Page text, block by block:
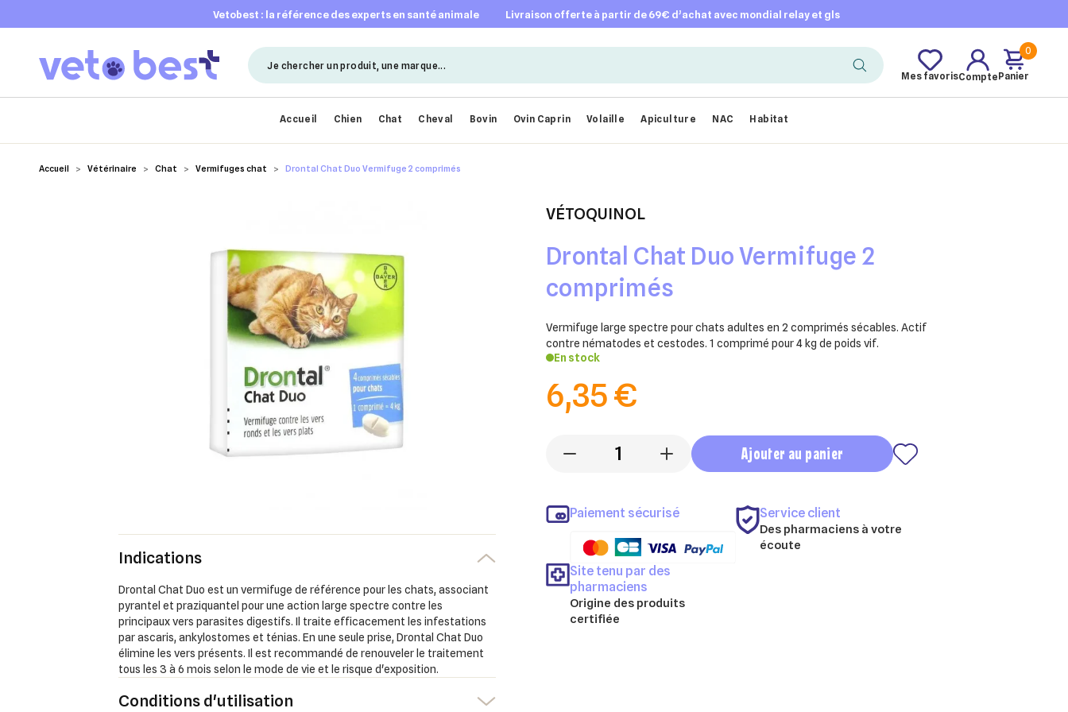
vetobest : la référence des experts en santé animale livraison offerte à partir de 69€ d’achat avec mondial relay et gls
Mes favorisCompte
0
Panier
Accueil Chien Chat Cheval Bovin Ovin Caprin Volaille Apiculture NAC Habitat
Accueil Vétérinaire Chat Vermifuges chat Drontal Chat Duo Vermifuge 2 comprimés
VÉTOQUINOL
Drontal Chat Duo Vermifuge 2
comprimés
Vermifuge large spectre pour chats adultes en 2 comprimés sécables. Actif
contre nématodes et cestodes. 1 comprimé pour 4 kg de poids vif.
En stock
6,35 €
- + Ajouter au panier
Paiement sécurisé Service client
Des pharmaciens à votre
écoute
Site tenu par des
pharmaciens
Origine des produits
certifiée
Indications
Drontal Chat Duo est un vermifuge de référence pour les chats, associant
pyrantel et praziquantel pour une action large spectre contre les
principaux vers parasites digestifs. Il traite efficacement les infestations
par ascaris, ankylostomes et ténias. En une seule prise, Drontal Chat Duo
élimine les vers présents. Il est recommandé de renouveler le traitement
tous les 3 à 6 mois selon le mode de vie et le risque d'exposition.
Conditions d'utilisation